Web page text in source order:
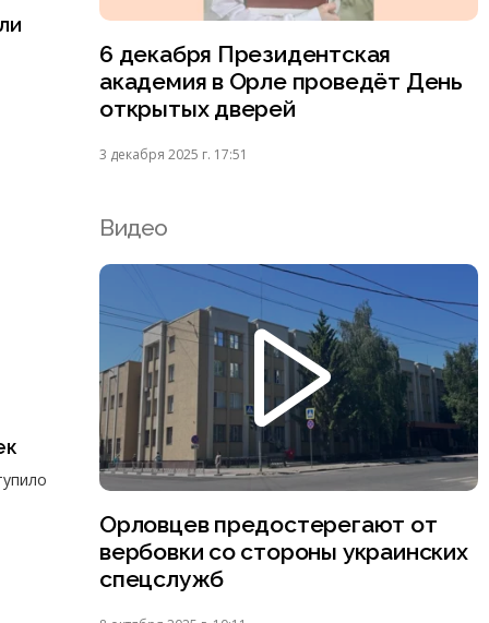
6 декабря Президентская
академия в Орле проведёт День
открытых дверей
3 декабря 2025 г. 17:51
Видео
Орловцев предостерегают от
вербовки со стороны украинских
спецслужб